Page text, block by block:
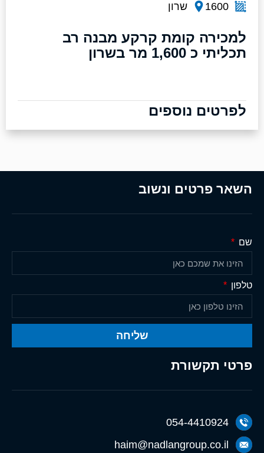
1600 שרון
למכירה קומת קרקע מבנה רב
תכליתי כ 1,600 מר בשרון
לפרטים נוספים
פרטי תקשורת
054-4410924
haim@nadlangroup.co.il
השאר פרטים ונשוב
שם
טלפון
שליחה